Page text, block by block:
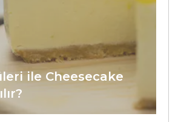
ile Cheesecake